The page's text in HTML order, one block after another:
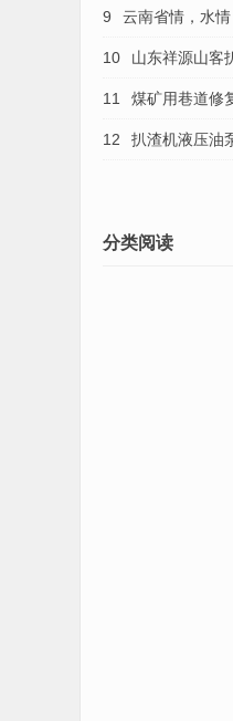
9 云南省情，水
10 山东祥源山客
机）的维护保养
11 煤矿用巷道修
12 扒渣机液压油
分类阅读